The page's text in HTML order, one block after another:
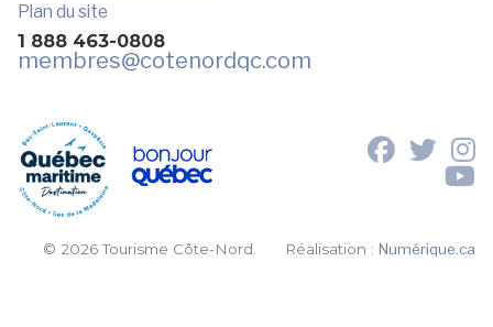
Plan du site
1 888 463-0808
membres@cotenordqc.com
© 2026 Tourisme Côte-Nord. Réalisation :Numérique.ca